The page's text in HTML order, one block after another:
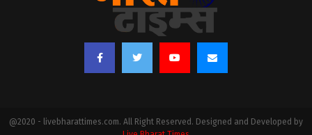
@2020 - livebharattimes.com. All Right Reserved. Designed and Developed by